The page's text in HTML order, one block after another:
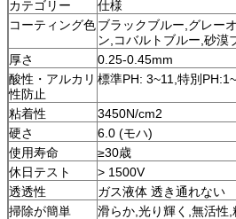
カテゴリー
仕様
コーティング色ブラックブルー,グレー
ン,コバルトブルー,砂漠
厚さ
0.25-0.45mm
酸性・アルカリ
性防止
標準PH: 3~11,特別
粘着性
3450N/cm2
硬さ
6.0 (モハ)
使用寿命
≥30歳
休日テスト
> 1500V
透透性
ガス液体 透き通れない
掃除が簡単
滑らか,光り輝く,無活性,